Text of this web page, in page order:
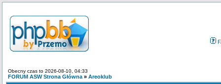
Obecny czas to 2026-08-10, 04:33
FORUM ASW Strona Główna » Areoklub